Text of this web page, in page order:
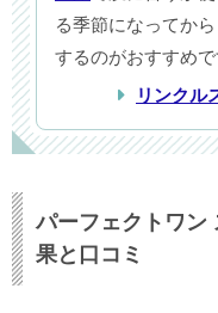
る季節になってか
するのがおすすめで
リンクル
パーフェクトワン
果と口コミ